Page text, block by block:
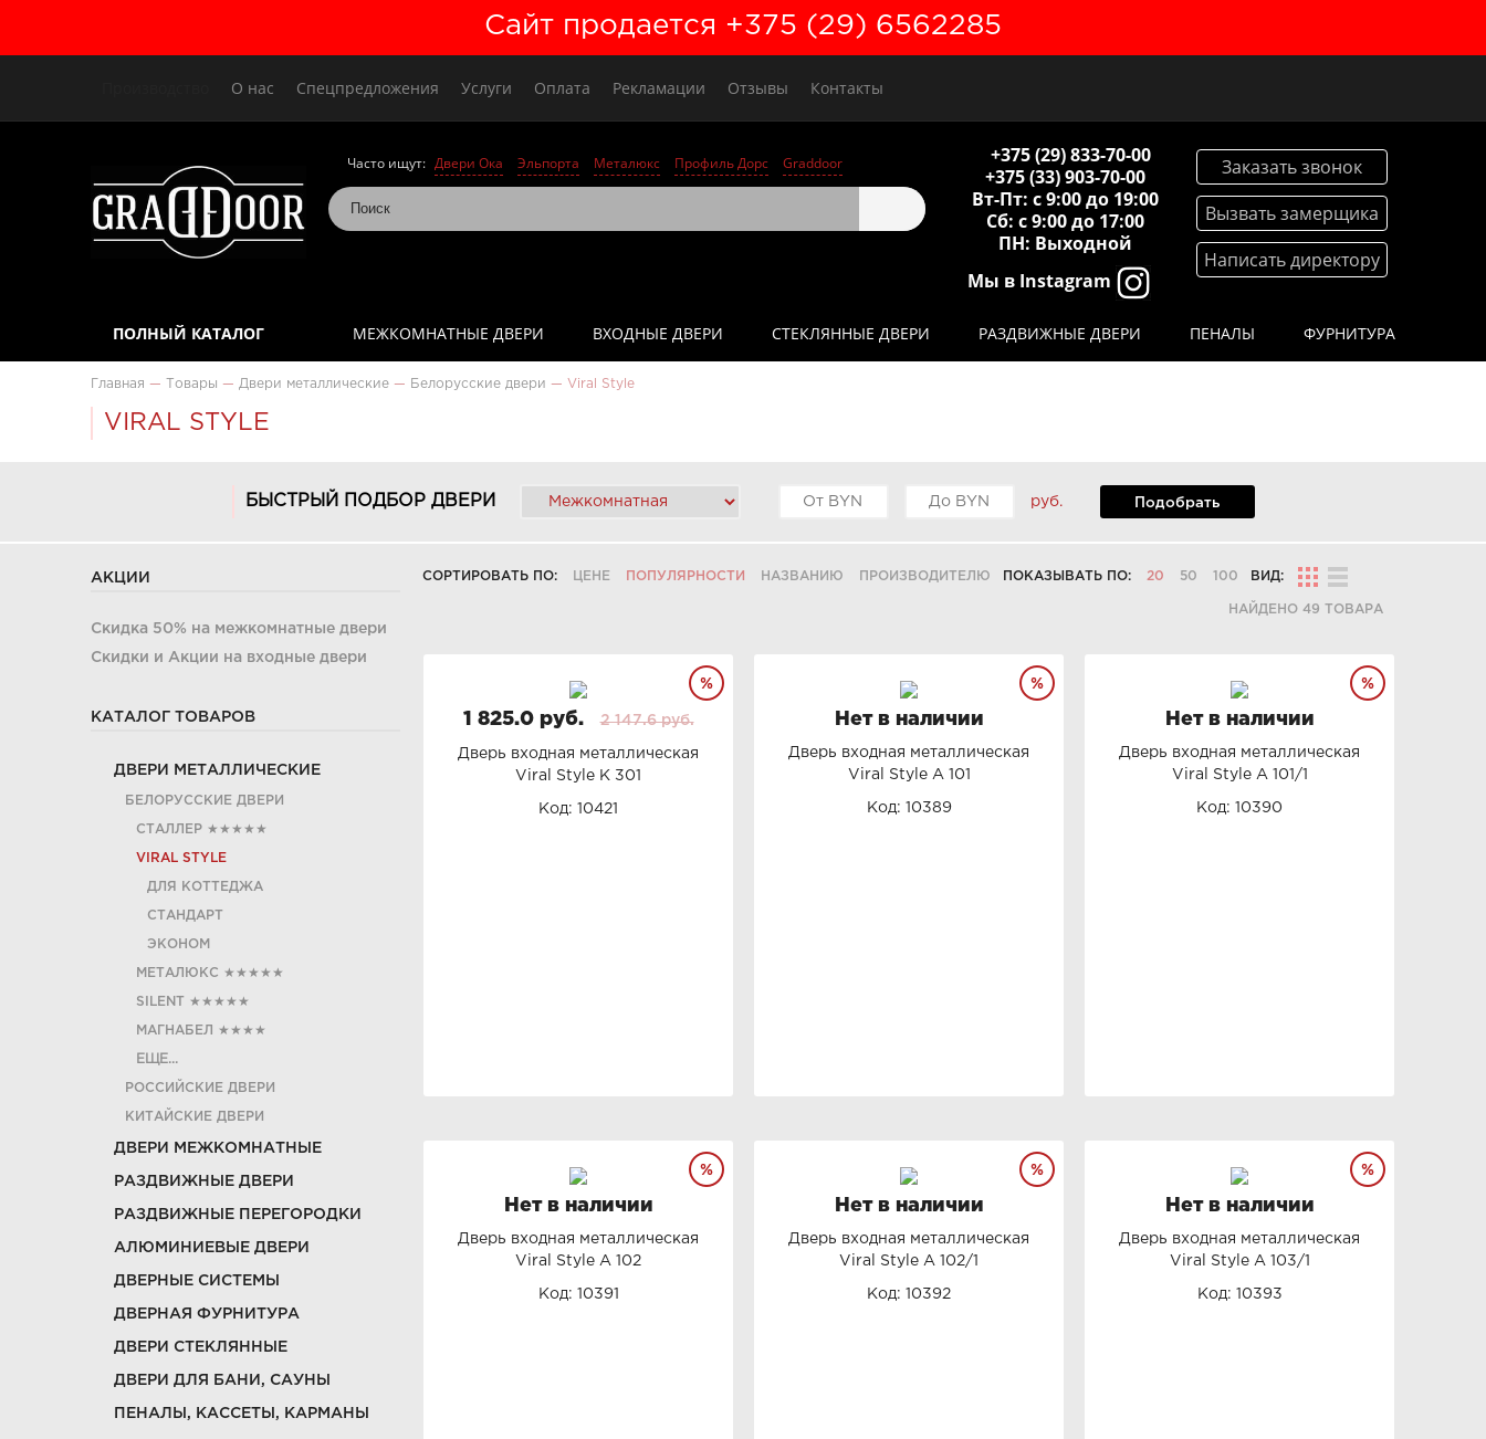
Сайт продается +375 (29) 6562285
О нас Спецпредложения Услуги Оплата Рекламации Отзывы Контакты
Заказать звонок
Вызвать замерщика
Написать директору
+375 (29) 833-70-00
+375 (33) 903-70-00
Вт-Пт: с 9:00 до 19:00
Сб: с 9:00 до 17:00
ПН: Выходной
Мы в Instagram
Часто ищут: Двери Ока Эльпорта Металюкс Профиль Дорс Graddoor
ПОЛНЫЙ КАТАЛОГ МЕЖКОМНАТНЫЕ ДВЕРИ ВХОДНЫЕ ДВЕРИ СТЕКЛЯННЫЕ ДВЕРИ РАЗДВИЖНЫЕ ДВЕРИ ПЕНАЛЫ ФУРНИТУРА
Главная — Товары — Двери металлические — Белорусские двери — Viral Style
VIRAL STYLE
БЫСТРЫЙ ПОДБОР ДВЕРИ руб. Подобрать
АКЦИИ
Скидка 50% на межкомнатные двери
Скидки и Акции на входные двери
КАТАЛОГ ТОВАРОВ
ДВЕРИ МЕТАЛЛИЧЕСКИЕ
БЕЛОРУССКИЕ ДВЕРИ
СТАЛЛЕР ★★★★★
VIRAL STYLE
ДЛЯ КОТТЕДЖА
СТАНДАРТ
ЭКОНОМ
МЕТАЛЮКС ★★★★★
SILENT ★★★★★
МАГНАБЕЛ ★★★★
ЕЩЕ...
РОССИЙСКИЕ ДВЕРИ
КИТАЙСКИЕ ДВЕРИ
ДВЕРИ МЕЖКОМНАТНЫЕ
РАЗДВИЖНЫЕ ДВЕРИ
РАЗДВИЖНЫЕ ПЕРЕГОРОДКИ
АЛЮМИНИЕВЫЕ ДВЕРИ
ДВЕРНЫЕ СИСТЕМЫ
ДВЕРНАЯ ФУРНИТУРА
ДВЕРИ СТЕКЛЯННЫЕ
ДВЕРИ ДЛЯ БАНИ, САУНЫ
ПЕНАЛЫ, КАССЕТЫ, КАРМАНЫ
СОРТИРОВАТЬ ПО: ЦЕНЕ ПОПУЛЯРНОСТИ НАЗВАНИЮ ПРОИЗВОДИТЕЛЮ ПОКАЗЫВАТЬ ПО: 20 50 100 ВИД:
НАЙДЕНО 49 ТОВАРА
1 825.0 руб. 2 147.6 руб.
Дверь входная металлическая
Viral Style К 301
Код: 10421
Нет в наличии
Дверь входная металлическая
Viral Style А 101
Код: 10389
Нет в наличии
Дверь входная металлическая
Viral Style А 101/1
Код: 10390
Нет в наличии
Дверь входная металлическая
Viral Style А 102
Код: 10391
Нет в наличии
Дверь входная металлическая
Viral Style А 102/1
Код: 10392
Нет в наличии
Дверь входная металлическая
Viral Style А 103/1
Код: 10393